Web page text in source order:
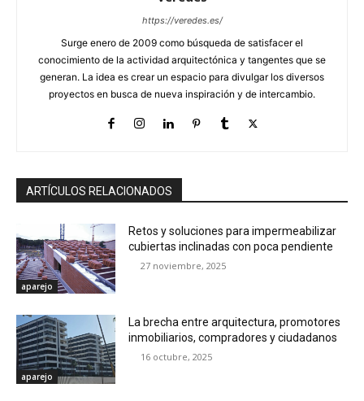
https://veredes.es/
Surge enero de 2009 como búsqueda de satisfacer el
conocimiento de la actividad arquitectónica y tangentes que se
generan. La idea es crear un espacio para divulgar los diversos
proyectos en busca de nueva inspiración y de intercambio.
ARTÍCULOS RELACIONADOS
aparejo
Retos y soluciones para impermeabilizar
cubiertas inclinadas con poca pendiente
27 noviembre, 2025
aparejo
La brecha entre arquitectura, promotores
inmobiliarios, compradores y ciudadanos
16 octubre, 2025